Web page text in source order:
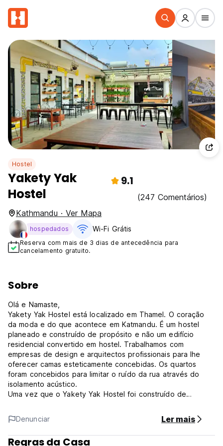
Hostel
Yakety Yak
Hostel
9.1
(247 Comentários)
Kathmandu · Ver Mapa
hospedados Wi-Fi Grátis
Reserva com mais de 3 dias de antecedência para
cancelamento gratuito.
Sobre
Olá e Namaste,
Yakety Yak Hostel está localizado em Thamel. O coração
da moda e do que acontece em Katmandu. É um hostel
planeado e construído de propósito e não um edifício
residencial convertido em hostel. Trabalhamos com
empresas de design e arquitectos profissionais para lhe
oferecer camas esteticamente concebidas. Os quartos
foram concebidos para limitar o ruído da rua através do
isolamento acústico.
Uma vez que o Yakety Yak Hostel foi construído de
cuidadosamente cada área. Há cinco quartos privados
espaçosos e 7 dormitórios grandes. Um total de 72 camas.
Chuveiros separados com água quente e fria corrente e
áreas de WC, uma enorme área de estar, um terraço
Denunciar Ler mais
Regras da Casa